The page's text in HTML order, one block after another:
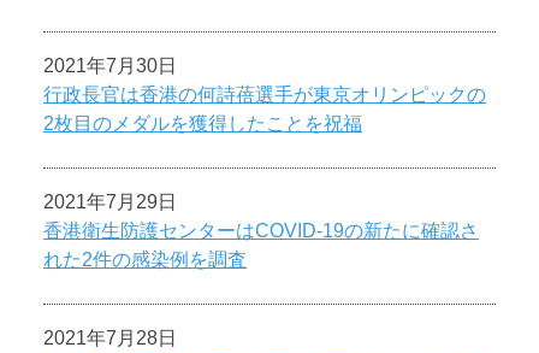
2021年7月30日
行政長官は香港の何詩蓓選手が東京オリンピックの
2枚目のメダルを獲得したことを祝福
2021年7月29日
香港衛生防護センターはCOVID-19の新たに確認さ
れた2件の感染例を調査
2021年7月28日